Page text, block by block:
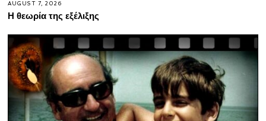
AUGUST 7, 2026
Η θεωρία της εξέλιξης